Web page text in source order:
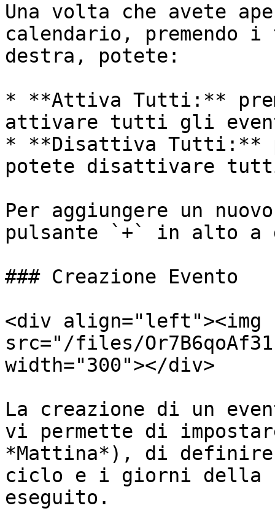
Una volta che avete
calendario,
destra, potete:
* **Attiva Tutti:**
attivare tutti gli
* **Disattiva Tutti:**
potete disattivare
Per aggiungere un
pulsante `+` in alto a
### Creazione Evento
<div align="left"><img
src="/files/
width="300"></div>
La creazione di un
vi permette di
*Mattina*), di
ciclo e i giorni della
eseguito.